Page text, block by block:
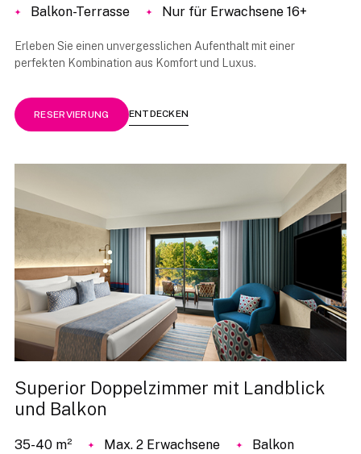
Balkon-Terrasse Nur für Erwachsene 16+
Erleben Sie einen unvergesslichen Aufenthalt mit einer
perfekten Kombination aus Komfort und Luxus.
RESERVIERUNG ENTDECKEN
Superior Doppelzimmer mit Landblick
und Balkon
35-40 m² Max. 2 Erwachsene
Balkon